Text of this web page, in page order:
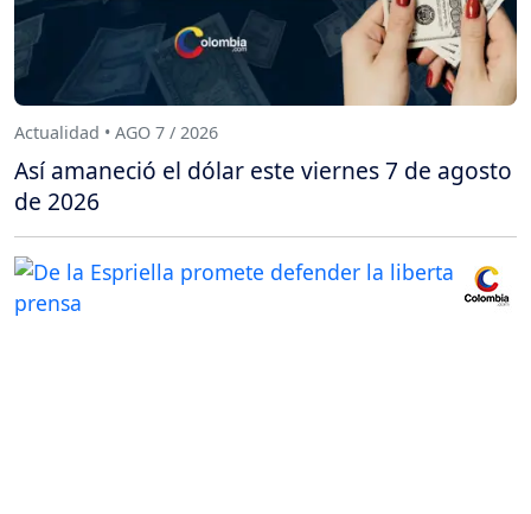
Actualidad • AGO 7 / 2026
Así amaneció el dólar este viernes 7 de agosto
de 2026